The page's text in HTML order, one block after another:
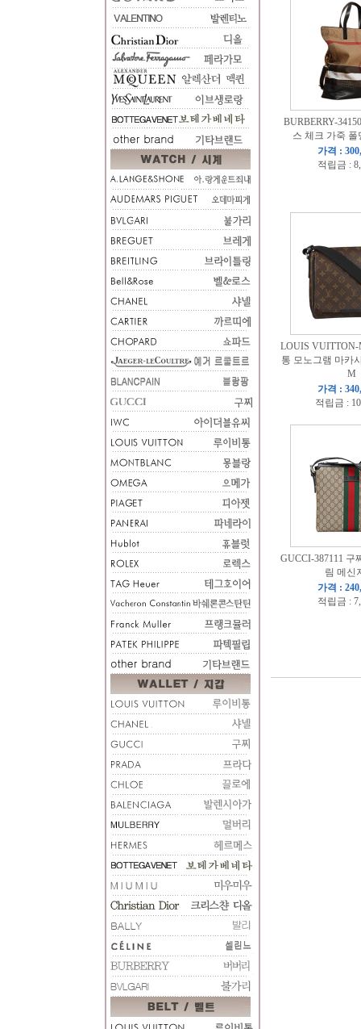
BURBERRY-
스 체크 가죽 폴
가격 :
적립금 :
LOUIS VUITTON-
통 모노그램 마카
M
가격 :
적립금 :
GUCCI-387111 구
림 메신
가격 :
적립금 :